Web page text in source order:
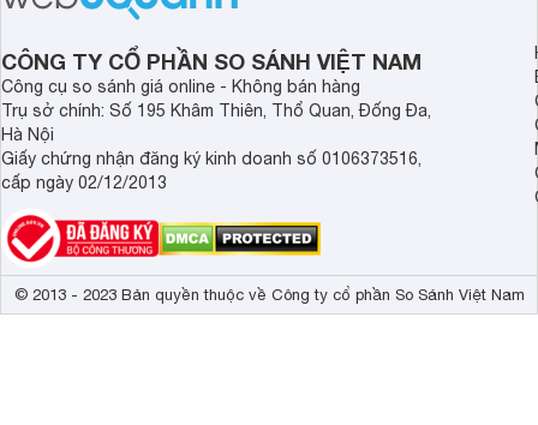
CÔNG TY CỔ PHẦN SO SÁNH VIỆT NAM
Công cụ so sánh giá online - Không bán hàng
Trụ sở chính: Số 195 Khâm Thiên, Thổ Quan, Đống Đa,
Hà Nội
Giấy chứng nhận đăng ký kinh doanh số 0106373516,
cấp ngày 02/12/2013
© 2013 - 2023 Bản quyền thuộc về Công ty cổ phần So Sánh Việt Nam